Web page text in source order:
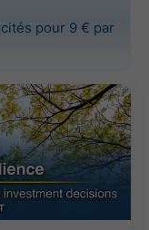
pour 9 € par